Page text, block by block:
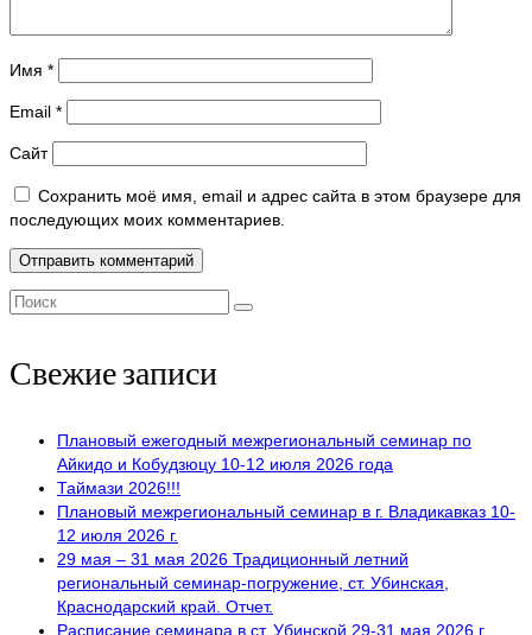
Имя *
Email *
Сайт
Сохранить моё имя, email и адрес сайта в этом браузере для
последующих моих комментариев.
Поиск:
Свежие записи
Плановый ежегодный межрегиональный семинар по
Айкидо и Кобудзюцу 10-12 июля 2026 года
Таймази 2026!!!
Плановый межрегиональный семинар в г. Владикавказ 10-
12 июля 2026 г.
29 мая – 31 мая 2026 Традиционный летний
региональный семинар-погружение, ст. Убинская,
Краснодарский край. Отчет.
Расписание семинара в ст. Убинской 29-31 мая 2026 г.